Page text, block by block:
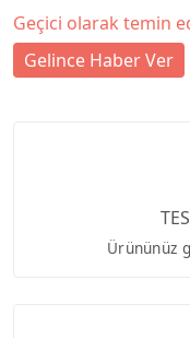
Geçici olarak temin
Gelince Haber Ver
Ürününüz